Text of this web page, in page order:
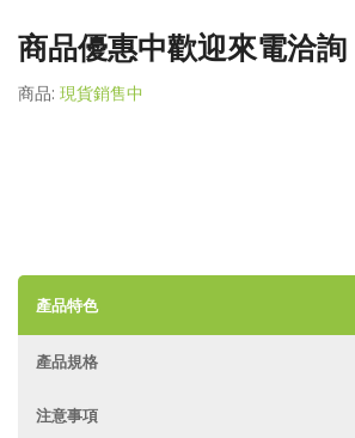
商品優惠中歡迎來電洽詢
商品: 現貨銷售中
產品特色
產品規格
注意事項